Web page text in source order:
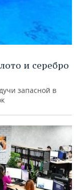
и серебро
запасной в